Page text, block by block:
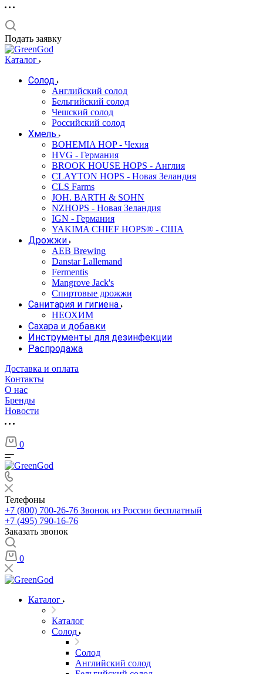
Подать заявку
Каталог
Солод
Английский солод
Бельгийский солод
Чешский солод
Российский солод
Хмель
BOHEMIA HOP - Чехия
HVG - Германия
BROOK HOUSE HOPS - Англия
CLAYTON HOPS - Новая Зеландия
CLS Farms
JOH. BARTH & SOHN
NZHOPS - Новая Зеландия
IGN - Германия
YAKIMA CHIEF HOPS® - США
Дрожжи
AEB Brewing
Danstar Lallemand
Fermentis
Mangrove Jack's
Спиртовые дрожжи
Санитария и гигиена
НЕОХИМ
Сахара и добавки
Инструменты для дезинфекции
Распродажа
Доставка и оплата
Контакты
О нас
Бренды
Новости
0
Телефоны
+7 (800) 700-26-76 Звонок из России бесплатный
+7 (495) 790-16-76
Заказать звонок
0
Каталог
Каталог
Солод
Солод
Английский солод